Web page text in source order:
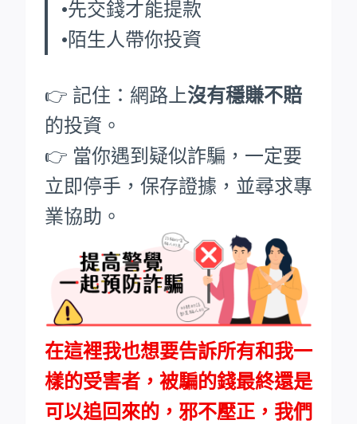
•先交錢才能提款
•陌生人帶你投資
👉 記住：網路上沒有穩賺不賠
的投資。
👉 當你遇到疑似詐騙，一定要
立即停手，保存證據，並尋求專
業協助。
在這裡我也想要告訴所有和我一
樣的受害者，被騙的錢最終還是
可以追回來的，邪不壓正，我們